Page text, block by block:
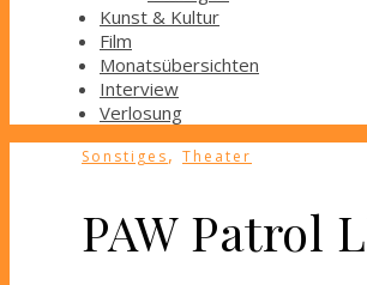
Kunst & Kultur
Film
Monatsübersichten
Interview
Verlosung
Sonstiges, Theater
PAW Patrol